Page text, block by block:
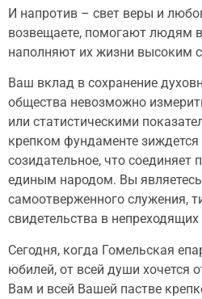
И напротив – свет веры и
возвещаете, помогают людям
наполняют их жизни высоким
Ваш вклад в сохранение
общества невозможно
или статистическими
крепком фундаменте зиждется
созидательное, что соединяет
единым народом. Вы
самоотверженного служения,
свидетельства в непреходящих
Сегодня, когда Гомельская
юбилей, от всей души хочется
Вам и всей Вашей пастве